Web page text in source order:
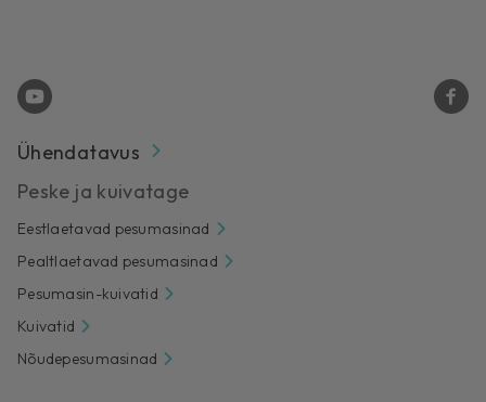
Ühendatavus
Peske ja kuivatage
Eestlaetavad pesumasinad
Pealtlaetavad pesumasinad
Pesumasin-kuivatid
Kuivatid
Nõudepesumasinad